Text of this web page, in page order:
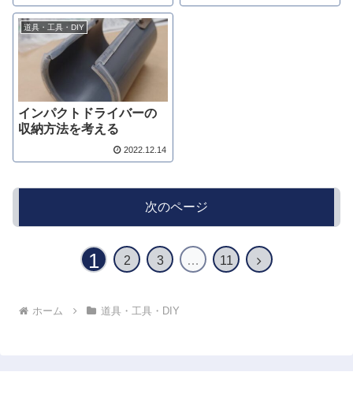
道具・工具・DIY
インパクトドライバーの
収納方法を考える
2022.12.14
次のページ
1 2 3 … 11
次
ホーム 道具・工具・DIY